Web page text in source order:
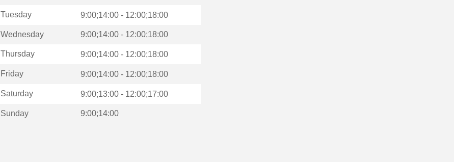
Tuesday 9:00;14:00 - 12:00;18:00
Wednesday 9:00;14:00 - 12:00;18:00
Thursday 9:00;14:00 - 12:00;18:00
Friday 9:00;14:00 - 12:00;18:00
Saturday 9:00;13:00 - 12:00;17:00
Sunday 9:00;14:00